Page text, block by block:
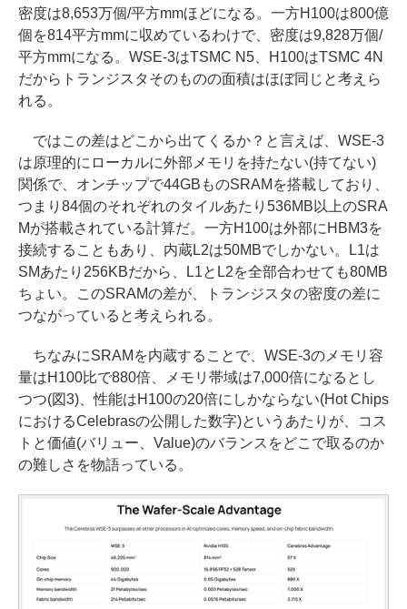
密度は8,653万個/平方mmほどになる。一方H100は800億
個を814平方mmに収めているわけで、密度は9,828万個/
平方mmになる。WSE-3はTSMC N5、H100はTSMC 4N
だからトランジスタそのものの面積はほぼ同じと考えら
れる。
ではこの差はどこから出てくるか？と言えば、WSE-3
は原理的にローカルに外部メモリを持たない(持てない)
関係で、オンチップで44GBものSRAMを搭載しており、
つまり84個のそれぞれのタイルあたり536MB以上のSRA
Mが搭載されている計算だ。一方H100は外部にHBM3を
接続することもあり、内蔵L2は50MBでしかない。L1は
SMあたり256KBだから、L1とL2を全部合わせても80MB
ちょい。このSRAMの差が、トランジスタの密度の差に
つながっていると考えられる。
ちなみにSRAMを内蔵することで、WSE-3のメモリ容
量はH100比で880倍、メモリ帯域は7,000倍になるとし
つつ(図3)、性能はH100の20倍にしかならない(Hot Chips
におけるCelebrasの公開した数字)というあたりが、コス
トと価値(バリュー、Value)のバランスをどこで取るのか
の難しさを物語っている。